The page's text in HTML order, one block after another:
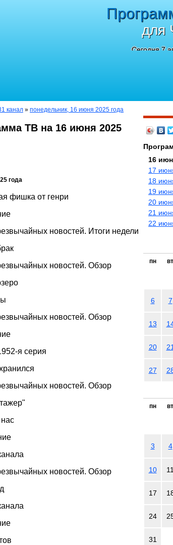
для
Сегодня 7
канал » понедельник, 16 июня 2025 года
ТВ на 16 июня 2025
года
фишка от генри
новостей. Итоги недели
новостей. Обзор
новостей. Обзор
я серия
новостей. Обзор
новостей. Обзор
16
17
18
19
20
21
22
пн вт
6 7
13
20 21
27
пн вт
3 4
10 11
17
24
31